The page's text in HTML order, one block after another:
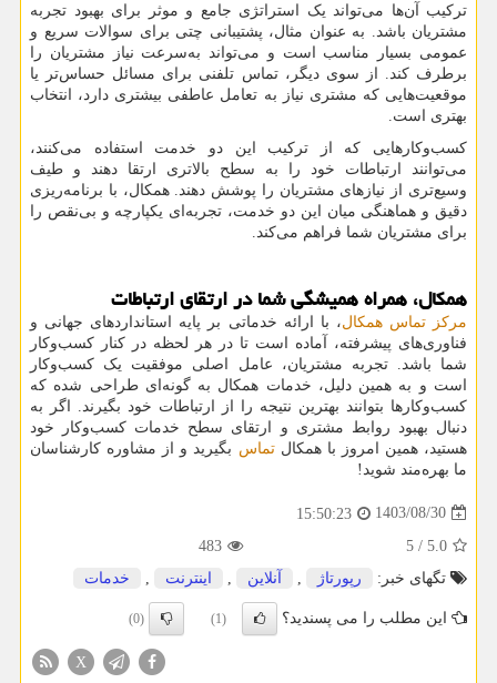
ترکیب آن‌ها می‌تواند یک استراتژی جامع و موثر برای بهبود تجربه
مشتریان باشد. به عنوان مثال، پشتیبانی چتی برای سوالات سریع و
عمومی بسیار مناسب است و می‌تواند به‌سرعت نیاز مشتریان را
برطرف کند. از سوی دیگر، تماس تلفنی برای مسائل حساس‌تر یا
موقعیت‌هایی که مشتری نیاز به تعامل عاطفی بیشتری دارد، انتخاب
بهتری است.
کسب‌وکارهایی که از ترکیب این دو خدمت استفاده می‌کنند،
می‌توانند ارتباطات خود را به سطح بالاتری ارتقا دهند و طیف
وسیع‌تری از نیازهای مشتریان را پوشش دهند. همکال، با برنامه‌ریزی
دقیق و هماهنگی میان این دو خدمت، تجربه‌ای یکپارچه و بی‌نقص را
برای مشتریان شما فراهم می‌کند.
همکال، همراه همیشگی شما در ارتقای ارتباطات
مرکز تماس همکال، با ارائه خدماتی بر پایه استانداردهای جهانی و
فناوری‌های پیشرفته، آماده است تا در هر لحظه در کنار کسب‌وکار
شما باشد. تجربه مشتریان، عامل اصلی موفقیت یک کسب‌وکار
است و به همین دلیل، خدمات همکال به گونه‌ای طراحی شده که
کسب‌وکارها بتوانند بهترین نتیجه را از ارتباطات خود بگیرند. اگر به
دنبال بهبود روابط مشتری و ارتقای سطح خدمات کسب‌وکار خود
هستید، همین امروز با همکالتماس بگیرید و از مشاوره کارشناسان
ما بهره‌مند شوید!
1403/08/30
15:50:23
5.0
/
5
483
تگهای خبر:
رپورتاژ آنلاین اینترنت خدمات
این مطلب را می پسندید؟ (1)
(0)
X